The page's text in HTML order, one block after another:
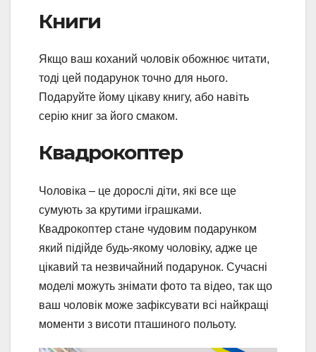
Книги
Якщо ваш коханий чоловік обожнює читати,
тоді цей подарунок точно для нього.
Подаруйте йому цікаву книгу, або навіть
серію книг за його смаком.
Квадрокоптер
Чоловіка – це дорослі діти, які все ще
сумують за крутими іграшками.
Квадрокоптер стане чудовим подарунком
який підійде будь-якому чоловіку, адже це
цікавий та незвичайний подарунок. Сучасні
моделі можуть знімати фото та відео, так що
ваш чоловік може зафіксувати всі найкращі
моменти з висоти пташиного польоту.